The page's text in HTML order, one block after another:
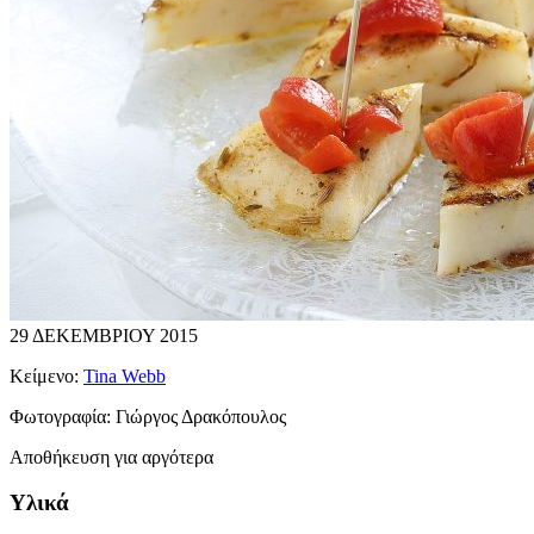
29 ΔΕΚΕΜΒΡΙΟΥ 2015
Κείμενο: Tina Webb
Φωτογραφία: Γιώργος Δρακόπουλος
Αποθήκευση για αργότερα
Υλικά